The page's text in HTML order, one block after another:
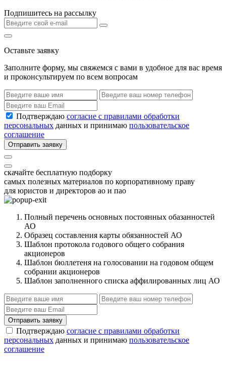
Подпишитесь на рассылку
Оставьте заявку
Заполните форму, мы свяжемся с вами в удобное для вас время
и проконсультируем по всем вопросам
Подтверждаю согласие с правилами обработки
персональных данных и принимаю пользовательское
соглашение
Отправить заявку
скачайте бесплатную подборку
самых полезных материалов по корпоративному праву
для юристов и директоров ао и пао
Полный перечень основных постоянных обазанностей
АО
Образец составления карты обязанностей АО
Шаблон протокола годового общего собрания
акционеров
Шаблон бюллетеня на голосовании на годовом общем
собрании акционеров
Шаблон заполненного списка аффилированных лиц АО
Отправить заявку
Подтверждаю согласие с правилами обработки
персональных данных и принимаю пользовательское
соглашение